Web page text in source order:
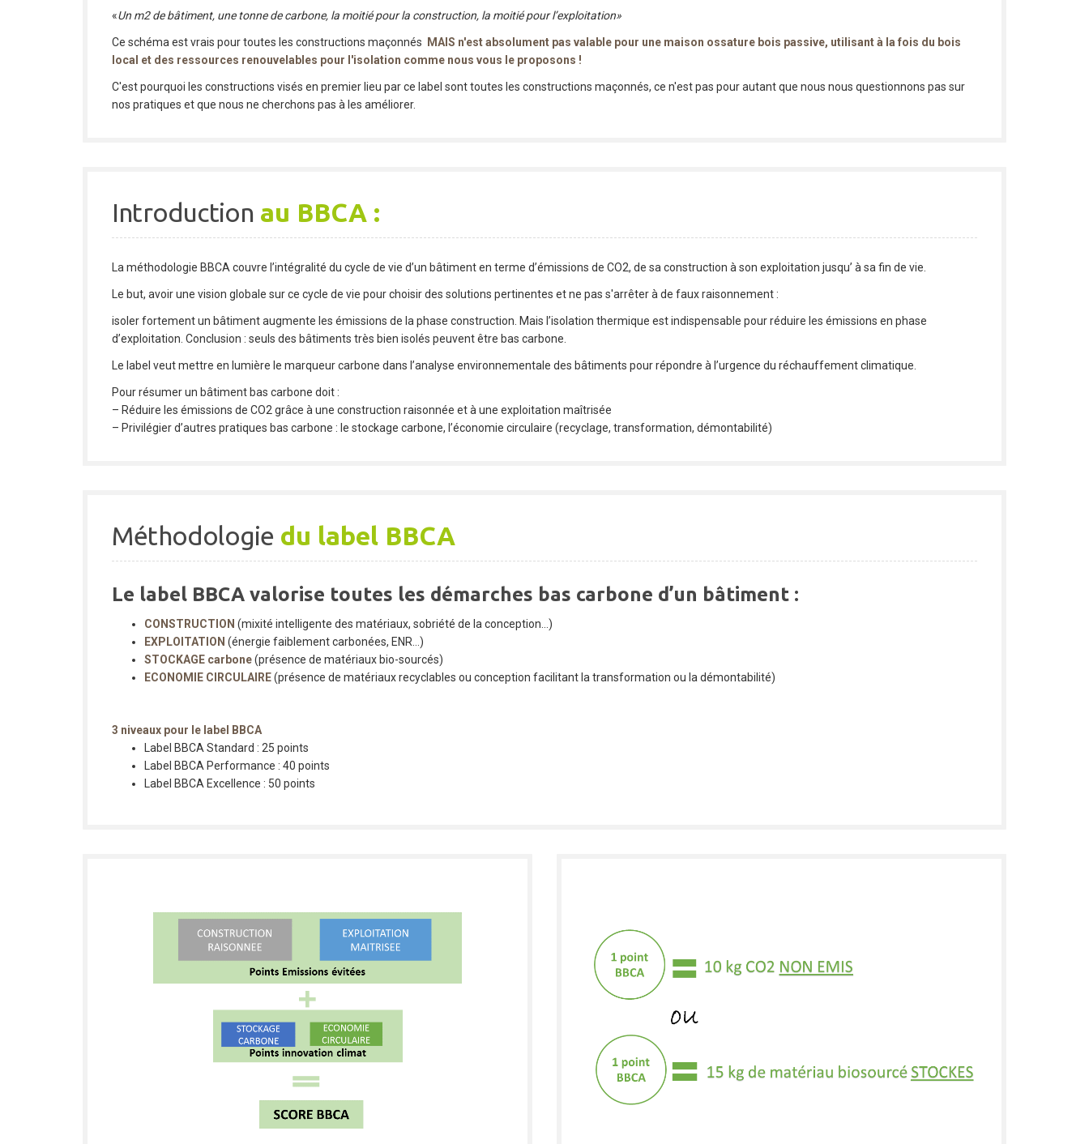
«Un m2 de bâtiment, une tonne de carbone, la moitié pour la construction, la moitié pour l’exploitation»
Ce schéma est vrais pour toutes les constructions maçonnés
MAIS n'est absolument pas valable pour une maison ossature bois passive, utilisant à la fois du bois
local et des ressources renouvelables pour l'isolation comme nous vous le proposons !
C'est pourquoi les constructions visés en premier lieu par ce label sont toutes les constructions maçonnés, ce n'est pas pour autant que nous nous questionnons pas sur
nos pratiques et que nous ne cherchons pas à les améliorer.
Introduction au BBCA :
La méthodologie BBCA couvre l’intégralité du cycle de vie d’un bâtiment en terme d’émissions de CO2, de sa construction à son exploitation jusqu’ à sa fin de vie.
Le but, avoir une vision globale sur ce cycle de vie pour choisir des solutions pertinentes et ne pas s'arrêter à de faux raisonnement :
isoler fortement un bâtiment augmente les émissions de la phase construction. Mais l’isolation thermique est indispensable pour réduire les émissions en phase
d’exploitation. Conclusion : seuls des bâtiments très bien isolés peuvent être bas carbone.
Le label veut mettre en lumière le marqueur carbone dans l’analyse environnementale des bâtiments pour répondre à l’urgence du réchauffement climatique.
Pour résumer un bâtiment bas carbone doit :
– Réduire les émissions de CO2 grâce à une construction raisonnée et à une exploitation maîtrisée
– Privilégier d’autres pratiques bas carbone : le stockage carbone, l’économie circulaire (recyclage, transformation, démontabilité)
Méthodologie du label BBCA
Le label BBCA valorise toutes les démarches bas carbone d’un bâtiment :
CONSTRUCTION (mixité intelligente des matériaux, sobriété de la conception…)
EXPLOITATION (énergie faiblement carbonées, ENR…)
STOCKAGE carbone(présence de matériaux bio-sourcés)
ECONOMIE CIRCULAIRE(présence de matériaux recyclables ou conception facilitant la transformation ou la démontabilité)
3 niveaux pour le label BBCA
Label BBCA Standard : 25 points
Label BBCA Performance : 40 points
Label BBCA Excellence : 50 points